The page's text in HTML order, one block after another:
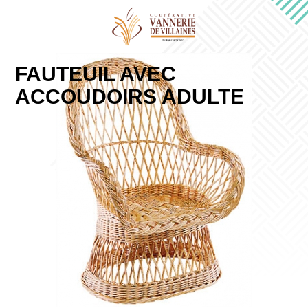
FAUTEUIL AVEC
ACCOUDOIRS ADULTE